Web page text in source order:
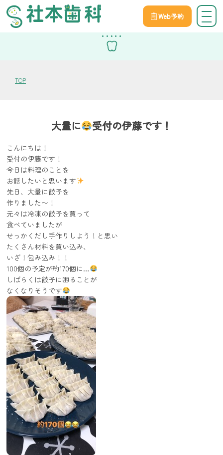
Web予約
スタッフブログ
TOP
大量に 受付の伊藤です！
こんにちは！
受付の伊藤です！
今日は料理のことを
お話したいと思います
先日、大量に餃子を
作りました〜！
元々は冷凍の餃子を買って
食べていましたが
せっかくだし手作りしよう！と思い
たくさん材料を買い込み、
いざ！包み込み！！
100個の予定が約170個に…
しばらくは餃子に困ることが
なくなりそうです